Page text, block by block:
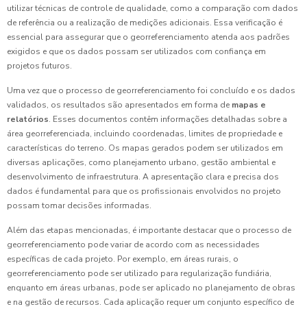
utilizar técnicas de controle de qualidade, como a comparação com dados
de referência ou a realização de medições adicionais. Essa verificação é
essencial para assegurar que o georreferenciamento atenda aos padrões
exigidos e que os dados possam ser utilizados com confiança em
projetos futuros.
Uma vez que o processo de georreferenciamento foi concluído e os dados
validados, os resultados são apresentados em forma de mapas e
relatórios. Esses documentos contêm informações detalhadas sobre a
área georreferenciada, incluindo coordenadas, limites de propriedade e
características do terreno. Os mapas gerados podem ser utilizados em
diversas aplicações, como planejamento urbano, gestão ambiental e
desenvolvimento de infraestrutura. A apresentação clara e precisa dos
dados é fundamental para que os profissionais envolvidos no projeto
possam tomar decisões informadas.
Além das etapas mencionadas, é importante destacar que o processo de
georreferenciamento pode variar de acordo com as necessidades
específicas de cada projeto. Por exemplo, em áreas rurais, o
georreferenciamento pode ser utilizado para regularização fundiária,
enquanto em áreas urbanas, pode ser aplicado no planejamento de obras
e na gestão de recursos. Cada aplicação requer um conjunto específico de